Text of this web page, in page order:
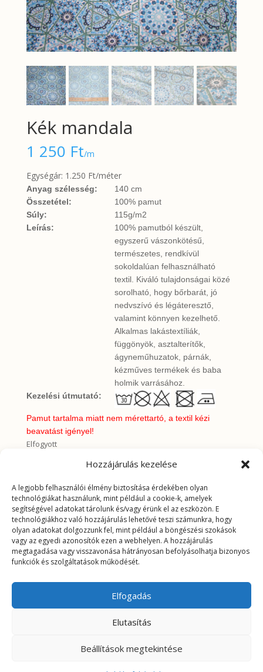
Hozzájárulás kezelése
A legjobb felhasználói élmény biztosítása érdekében olyan
technológiákat használunk, mint például a cookie-k, amelyek
segítségével adatokat tárolunk és/vagy érünk el az eszközön. E
technológiákhoz való hozzájárulás lehetővé teszi számunkra, hogy
olyan adatokat dolgozzunk fel, mint például a böngészési szokások
vagy az egyedi azonosítók ezen a webhelyen. A hozzájárulás
megtagadása vagy visszavonása hátrányosan befolyásolhatja bizonyos
funkciók és szolgáltatások működését.
Elfogadás
Elutasítás
Beállítások megtekintése
Kék mandala
1 250 Ft/m
Egységár: 1.250 Ft/méter
Anyag szélesség:
140 cm
Összetétel:
100% pamut
Súly:
115g/m2
Leírás:
100% pamutból készült,
egyszerű vászonkötésű,
természetes, rendkívül
sokoldalúan felhasználható
textil. Kiváló tulajdonságai közé
sorolható, hogy bőrbarát, jó
nedvszívó és légáteresztő,
valamint könnyen kezelhető.
Alkalmas lakástextíliák,
függönyök, asztalterítők,
ágyneműhuzatok, párnák,
kézműves termékek és baba
holmik varrásához.
Kezelési útmutató:
Pamut tartalma miatt nem mérettartó, a textil kézi
beavatást igényel!
Elfogyott
Kategória:Mintás pamutvászon 140cm
További információk
További információk
Tömeg 0,168 kg